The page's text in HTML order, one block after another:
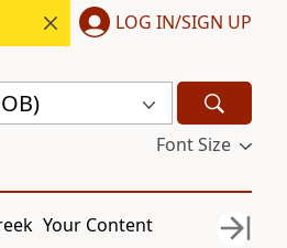
LOG IN/SIGN UP
Font Size
Your Content